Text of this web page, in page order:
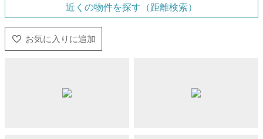
近くの物件を探す（距離検索）